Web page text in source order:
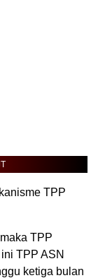
TPP
TPP
TPP ASN
ketiga bulan